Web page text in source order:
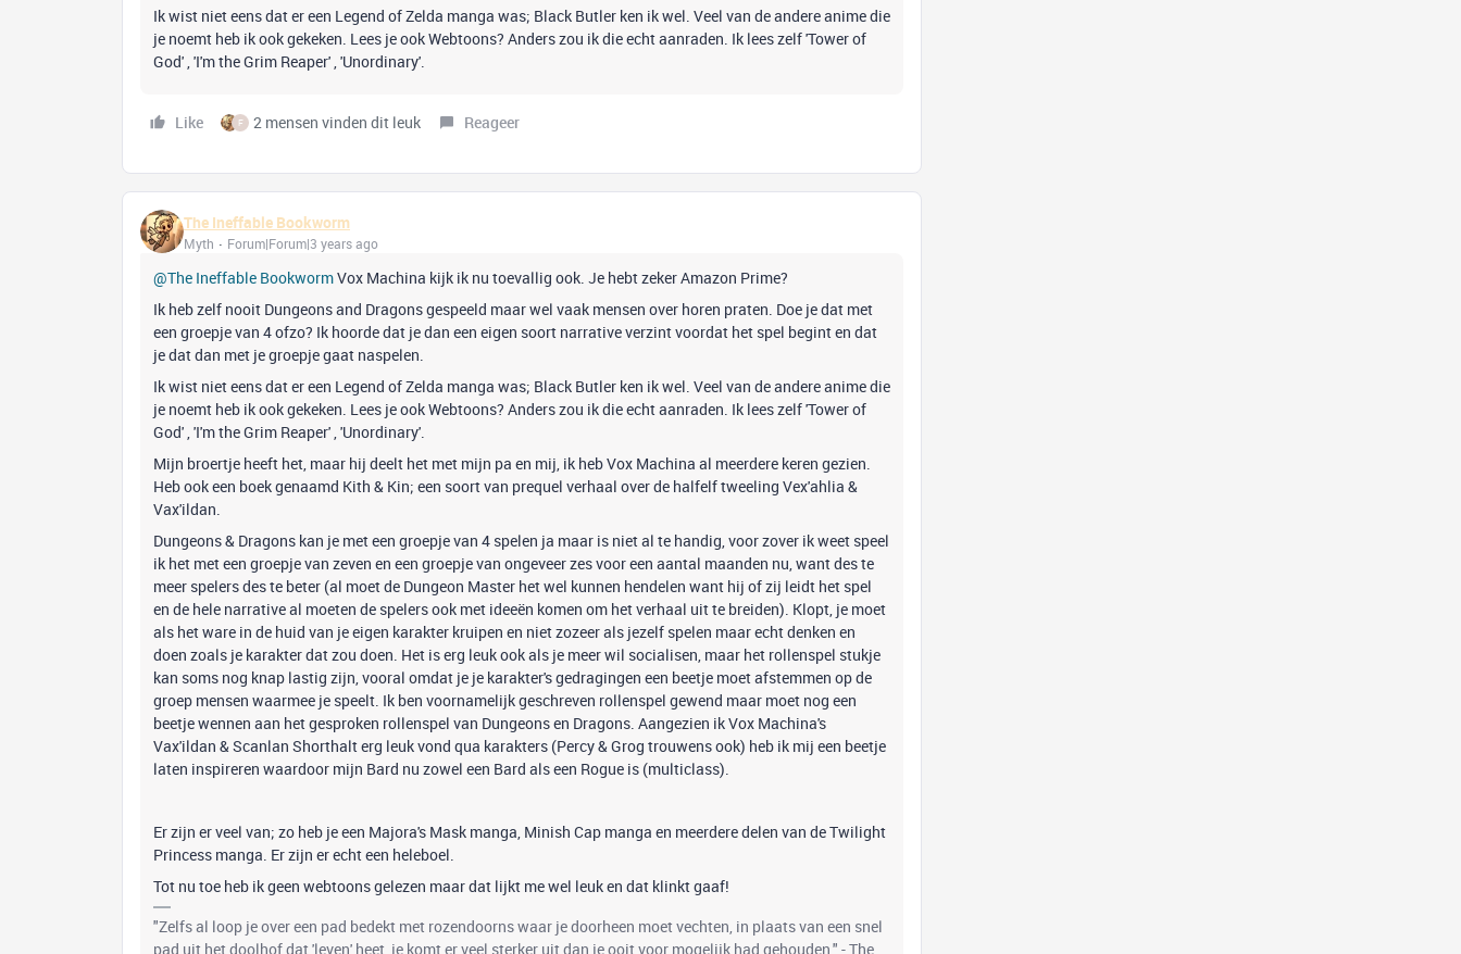
Ik wist niet eens dat er een Legend of Zelda manga was; Black Butler ken ik wel. Veel van de andere anime die
je noemt heb ik ook gekeken. Lees je ook Webtoons? Anders zou ik die echt aanraden. Ik lees zelf 'Tower of
God' , 'I'm the Grim Reaper' , 'Unordinary'.
Like F 2 mensen vinden dit leuk Reageer
The Ineffable Bookworm
Myth Forum|Forum|3 years ago
@The Ineffable BookwormVox Machina kijk ik nu toevallig ook. Je hebt zeker Amazon Prime?
Ik heb zelf nooit Dungeons and Dragons gespeeld maar wel vaak mensen over horen praten. Doe je dat met
een groepje van 4 ofzo? Ik hoorde dat je dan een eigen soort narrative verzint voordat het spel begint en dat
je dat dan met je groepje gaat naspelen.
Ik wist niet eens dat er een Legend of Zelda manga was; Black Butler ken ik wel. Veel van de andere anime die
je noemt heb ik ook gekeken. Lees je ook Webtoons? Anders zou ik die echt aanraden. Ik lees zelf 'Tower of
God' , 'I'm the Grim Reaper' , 'Unordinary'.
Mijn broertje heeft het, maar hij deelt het met mijn pa en mij, ik heb Vox Machina al meerdere keren gezien.
Heb ook een boek genaamd Kith & Kin; een soort van prequel verhaal over de halfelf tweeling Vex'ahlia &
Vax'ildan.
Dungeons & Dragons kan je met een groepje van 4 spelen ja maar is niet al te handig, voor zover ik weet speel
ik het met een groepje van zeven en een groepje van ongeveer zes voor een aantal maanden nu, want des te
meer spelers des te beter (al moet de Dungeon Master het wel kunnen hendelen want hij of zij leidt het spel
en de hele narrative al moeten de spelers ook met ideeën komen om het verhaal uit te breiden). Klopt, je moet
als het ware in de huid van je eigen karakter kruipen en niet zozeer als jezelf spelen maar echt denken en
doen zoals je karakter dat zou doen. Het is erg leuk ook als je meer wil socialisen, maar het rollenspel stukje
kan soms nog knap lastig zijn, vooral omdat je je karakter's gedragingen een beetje moet afstemmen op de
groep mensen waarmee je speelt. Ik ben voornamelijk geschreven rollenspel gewend maar moet nog een
beetje wennen aan het gesproken rollenspel van Dungeons en Dragons. Aangezien ik Vox Machina's
Vax'ildan & Scanlan Shorthalt erg leuk vond qua karakters (Percy & Grog trouwens ook) heb ik mij een beetje
laten inspireren waardoor mijn Bard nu zowel een Bard als een Rogue is (multiclass).
Er zijn er veel van; zo heb je een Majora's Mask manga, Minish Cap manga en meerdere delen van de Twilight
Princess manga. Er zijn er echt een heleboel.
Tot nu toe heb ik geen webtoons gelezen maar dat lijkt me wel leuk en dat klinkt gaaf!
"Zelfs al loop je over een pad bedekt met rozendoorns waar je doorheen moet vechten, in plaats van een snel
pad uit het doolhof dat 'leven' heet, je komt er veel sterker uit dan je ooit voor mogelijk had gehouden." - The